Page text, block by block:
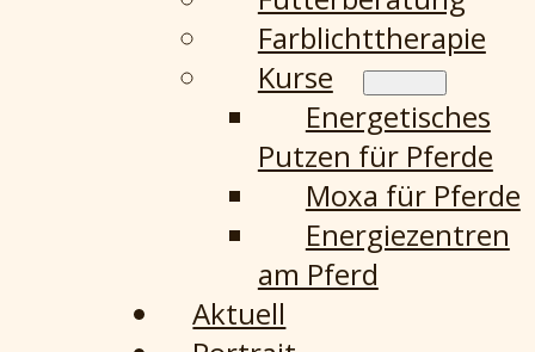
Farblichttherapie
Kurse
Energetisches
Putzen für Pferde
Moxa für Pferde
Energiezentren
am Pferd
Aktuell